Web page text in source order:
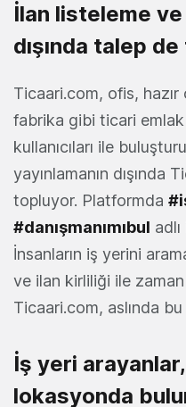
İlan listeleme ve
dışında talep
Ticaari.com, ofis,
fabrika gibi ticari
kullanıcıları ile
yayınlamanın dışında
topluyor. Platformda
#danışmanımıbul
İnsanların iş yerini
ve ilan kirliliği ile zaman
Ticaari.com, aslında
İş yeri
lokasyonda